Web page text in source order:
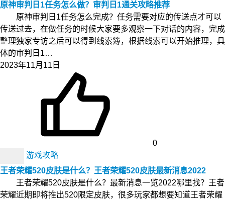
原神审判日1任务怎么做？审判日1通关攻略推荐
原神审判日1任务怎么完成？任务需要对应的传送点才可以
传送过去，在做任务的时候大家要多观察一下对话的内容，完成
整理独家专访之后可以得到线索簿，根据线索可以开始推理，具
体的审判日1…
2023年11月11日
0
游戏攻略
王者荣耀520皮肤是什么？王者荣耀520皮肤最新消息2022
王者荣耀520皮肤是什么？最新消息一览2022哪里找？王者
荣耀近期即将推出520限定皮肤，很多玩家都想要知道王者荣耀